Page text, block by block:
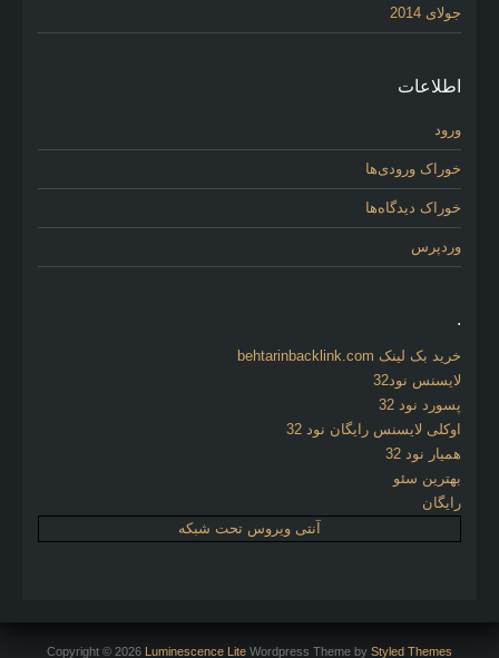
جولای 2014
اطلاعات
ورود
خوراک ورودی‌ها
خوراک دیدگاه‌ها
وردپرس
.
خرید بک لینک behtarinbacklink.com
لایسنس نود32
پسورد نود 32
اوکلی لایسنس رایگان نود 32
همیار نود 32
بهترین سئو
رایگان
آنتی ویروس تحت شبکه
Copyright © 2026 Luminescence Lite Wordpress Theme by Styled Themes